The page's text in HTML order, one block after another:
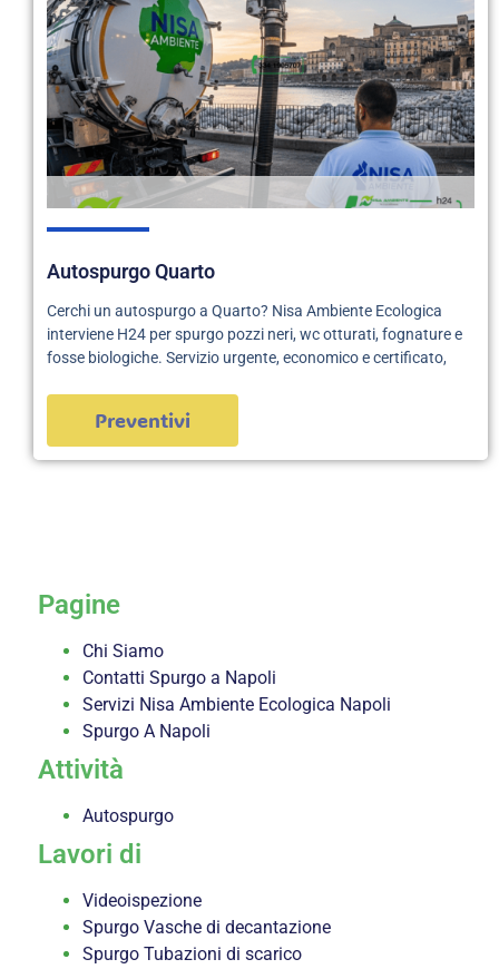
Autospurgo Quarto
Cerchi un autospurgo a Quarto? Nisa Ambiente Ecologica
interviene H24 per spurgo pozzi neri, wc otturati, fognature e
fosse biologiche. Servizio urgente, economico e certificato,
Preventivi
Pagine
Chi Siamo
Contatti Spurgo a Napoli
Servizi Nisa Ambiente Ecologica Napoli
Spurgo A Napoli
Attività
Autospurgo
Lavori di
Videoispezione
Spurgo Vasche di decantazione
Spurgo Tubazioni di scarico